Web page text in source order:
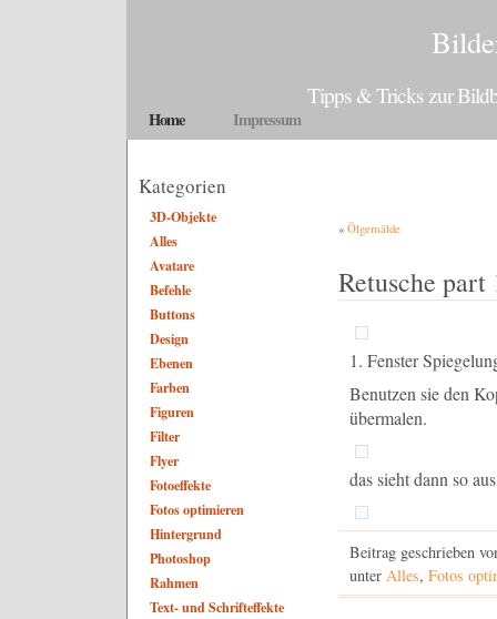
Tipps & Tricks zur
Home Impressum
Kategorien
3D-Objekte
Alles
Avatare
Befehle
Buttons
Design
Ebenen
Farben
Figuren
Filter
Flyer
Fotoeffekte
Fotos optimieren
Hintergrund
Photoshop
Rahmen
Text- und Schrifteffekte
« Ölgemälde
Retusche part
1. Fenster
Benutzen sie den
übermalen.
das sieht dann so
Beitrag geschrieben
unter Alles, Fotos